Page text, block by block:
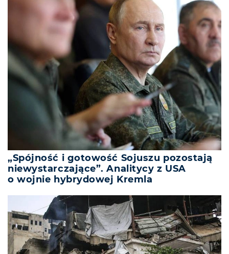
„Spójność i gotowość Sojuszu pozostają
niewystarczające”. Analitycy z USA
o wojnie hybrydowej Kremla